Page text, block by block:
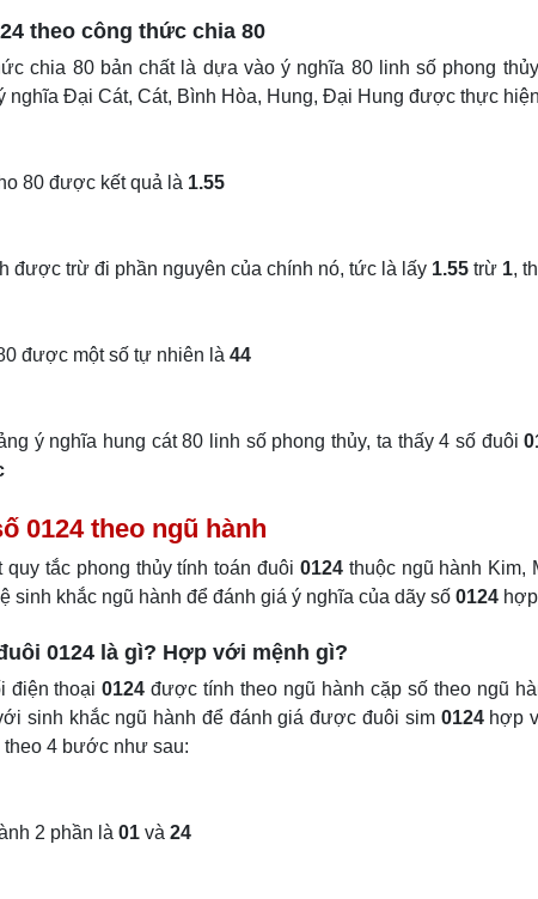
theo công thức chia 80
chia 80 bản chất là dựa vào ý nghĩa 80 linh số phong
nghĩa Đại Cát, Cát, Bình Hòa, Hung, Đại Hung được thực
80 được kết quả là 1.55
được trừ đi phần nguyên của chính nó, tức là lấy 1.55 trừ 1,
được một số tự nhiên là 44
ý nghĩa hung cát 80 linh số phong thủy, ta thấy 4 số đuôi
0124 theo ngũ hành
tắc phong thủy tính toán đuôi 0124thuộc ngũ hành Kim,
sinh khắc ngũ hành để đánh giá ý nghĩa của dãy số 0124
0124 là gì? Hợp với mệnh gì?
điện thoại0124 được tính theo ngũ hành cặp số theo ngũ
sinh khắc ngũ hành để đánh giá được đuôi sim 0124hợp
theo 4 bước như sau:
2 phần là 01 và 24